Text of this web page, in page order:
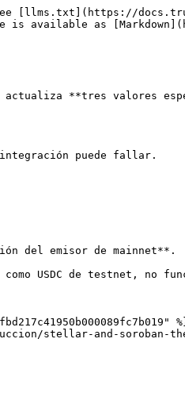
[llms.txt](https://
is available as
actualiza **tres valores
puede fallar.
del emisor de mainnet**.
USDC de testnet, no
stellar-and-soroban-